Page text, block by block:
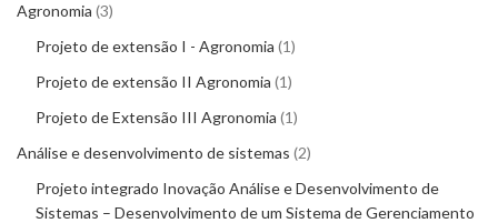
Agronomia 3
Projeto de extensão I - Agronomia 1
Projeto de extensão II Agronomia 1
Projeto de Extensão III Agronomia 1
Análise e desenvolvimento de sistemas 2
Projeto integrado Inovação Análise e Desenvolvimento de
Sistemas – Desenvolvimento de um Sistema de Gerenciamento